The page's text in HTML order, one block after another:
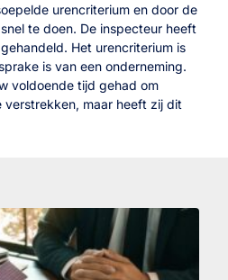
urencriterium en door de
te doen. De inspecteur heeft
Het urencriterium is
is van een onderneming.
voldoende tijd gehad om
verstrekken, maar heeft zij dit